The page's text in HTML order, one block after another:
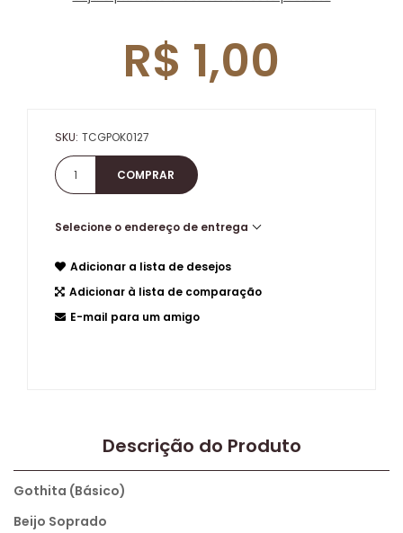
R$ 1,00
SKU: TCGPOK0127
Selecione o endereço de entrega
Adicionar a lista de desejos
Adicionar à lista de comparação
E-mail para um amigo
Descrição do Produto
Gothita (Básico)
Beijo Soprado